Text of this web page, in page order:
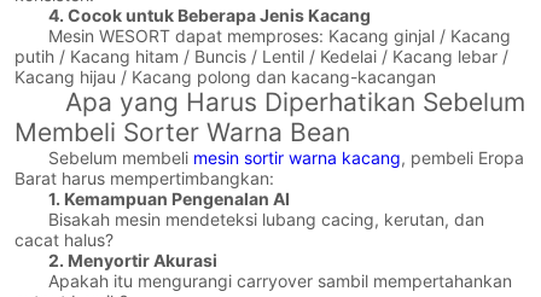
4. Cocok untuk Beberapa Jenis Kacang
Mesin WESORT dapat memproses: Kacang ginjal / Kacang
putih / Kacang hitam / Buncis / Lentil / Kedelai / Kacang lebar /
Kacang hijau / Kacang polong dan kacang-kacangan
Apa yang Harus Diperhatikan Sebelum
Membeli Sorter Warna Bean
Sebelum membeli mesin sortir warna kacang, pembeli Eropa
Barat harus mempertimbangkan:
1. Kemampuan Pengenalan AI
Bisakah mesin mendeteksi lubang cacing, kerutan, dan
cacat halus?
2. Menyortir Akurasi
Apakah itu mengurangi carryover sambil mempertahankan